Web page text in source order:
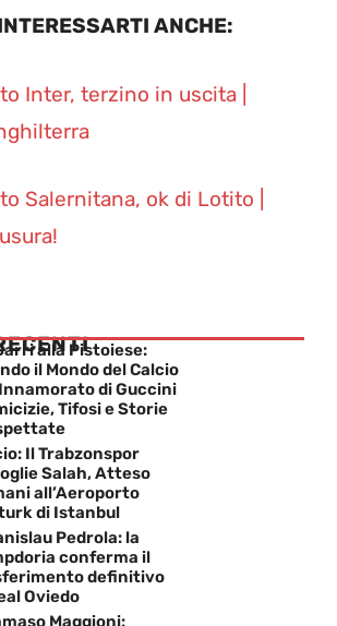
ANCHE:
Inter, terzino in uscita |
Salernitana, ok di Lotito |
alla Pistoiese:
il Mondo del Calcio
di Guccini
Tifosi e Storie
Il Trabzonspor
Salah, Atteso
all’Aeroporto
di Istanbul
Pedrola: la
conferma il
definitivo
Oviedo
Maggioni: